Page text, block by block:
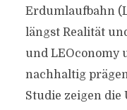
Erdumlaufbahn
längst Realität
und LEOconomy
nachhaltig
Studie zeigen